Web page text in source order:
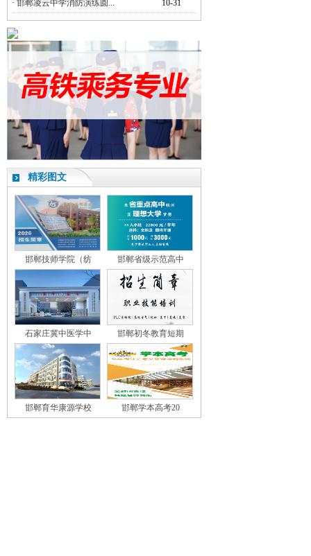
· 邯郸凌云中学消防演练圆... 10-31
精彩图文
邯郸技师学院（纺 邯郸省级示范高中
石家庄冀中医学中 邯郸初冬教育短期
邯郸育华康源学校 邯郸学本高考20